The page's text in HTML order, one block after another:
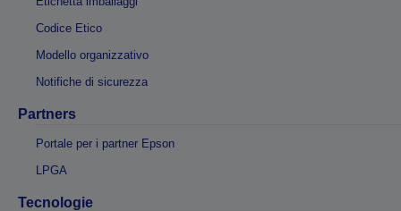
Codice Etico
Modello organizzativo
Notifiche di sicurezza
Partners
Portale per i partner Epson
LPGA
Tecnologie